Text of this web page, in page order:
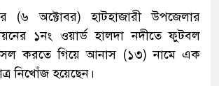
(৬ অক্টোবর) হাটহাজারী উপজেলার
১নং ওয়ার্ড হালদা নদীতে ফুটবল
করতে গিয়ে আনাস (১৩) নামে এক
নিখোঁজ হয়েছেন।